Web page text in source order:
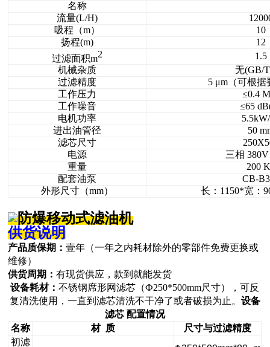
名称
流量(L/H)
吸程（m）
10
扬程(m)
12
过滤面积m2
1.5
机械杂质
无(GB/
过滤精度
5 μm（可根据
工作压力
≤0.4
工作噪音
≤65
电机功率
5.5kW/
进出油管径
50
滤芯尺寸
电源
三相
重量
200
配套油泵
CB-
外形尺寸（mm）
长：1150*宽：
供货说明
产品质保期：壹年（一年之内耗材除外的零部件免费更换或
维修）
供货周期：有现货供应，款到就能发货
设备耗材：不锈钢席形网滤芯（Ф250*500mm尺寸），可反
复清洗使用，一直到滤芯清洗不干净了或者破损为止。 设备
滤芯 配置情况
名称
材 质
尺寸与过滤精度
初滤